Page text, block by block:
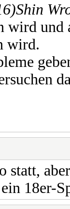
Shin
wird und
wird.
statt,
18er-